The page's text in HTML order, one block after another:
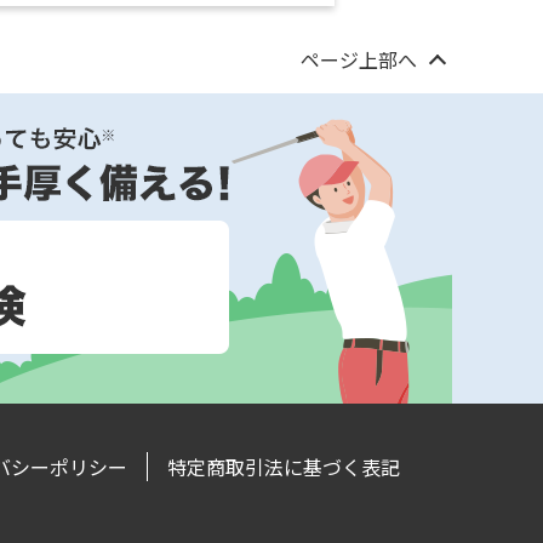
ページ上部へ
シーポリシー
特定商取引法に基づく表記